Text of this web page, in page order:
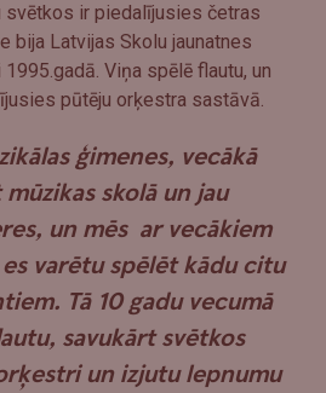
svētkos ir piedalījusies četras
bija Latvijas Skolu jaunatnes
Viņa spēlē flautu, un
pūtēju orķestra sastāvā.
ģimenes, vecākā
mūzikas skolā un jau
un mēs ar vecākiem
varētu spēlēt kādu citu
Tā 10 gadu vecumā
savukārt svētkos
un izjutu lepnumu